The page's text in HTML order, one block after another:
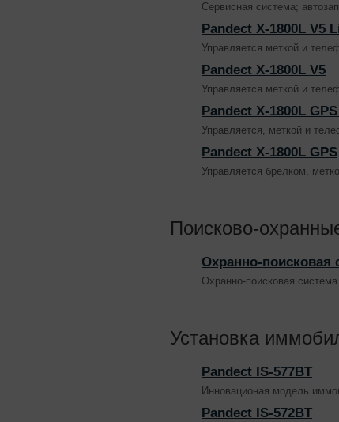
Сервисная система;
Pandect X-1800L V5
Управляется меткой и
Pandect X-1800L V5
Управляется меткой и
Pandect X-1800L
Управляется, меткой и
Pandect X-1800L GPS
Управляется брелком,
Поисково-
Охранно-
Охранно-поисковая
Установка
Pandect IS-577BT
Инновационая модель
Pandect IS-572BT